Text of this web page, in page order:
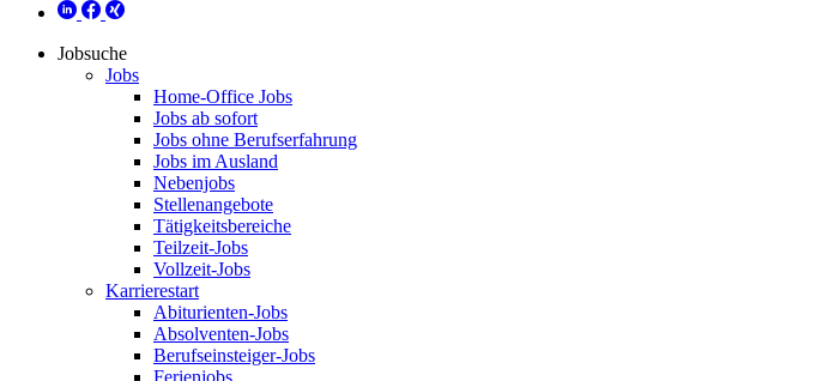
Jobsuche
Jobs
Home-Office Jobs
Jobs ab sofort
Jobs ohne Berufserfahrung
Jobs im Ausland
Nebenjobs
Stellenangebote
Tätigkeitsbereiche
Teilzeit-Jobs
Vollzeit-Jobs
Karrierestart
Abiturienten-Jobs
Absolventen-Jobs
Berufseinsteiger-Jobs
Ferienjobs